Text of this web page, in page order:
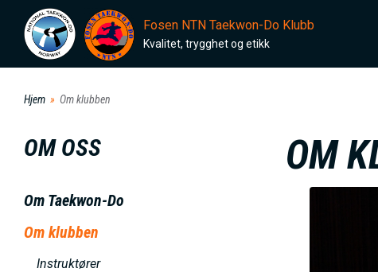
Fosen NTN Taekwon-Do Klubb
Kvalitet, trygghet og etikk
Hjem Om klubben
OM OSS
Om Taekwon-Do
Om klubben
Instruktører
OM